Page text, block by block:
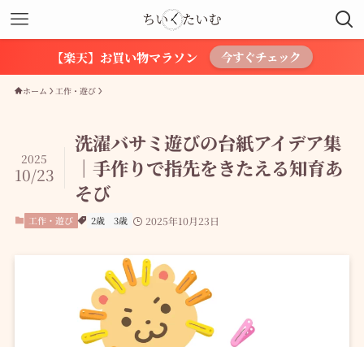
【楽天】お買い物マラソン 今すぐチェック
ホーム 工作・遊び
洗濯バサミ遊びの台紙アイデア集
｜手作りで指先をきたえる知育あ
そび
2025
10/23
工作・遊び 2歳 3歳 2025年10月23日